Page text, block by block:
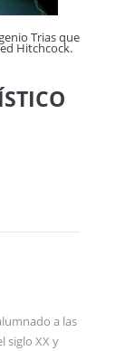
Trias que
Hitchcock.
a las
siglo XX y